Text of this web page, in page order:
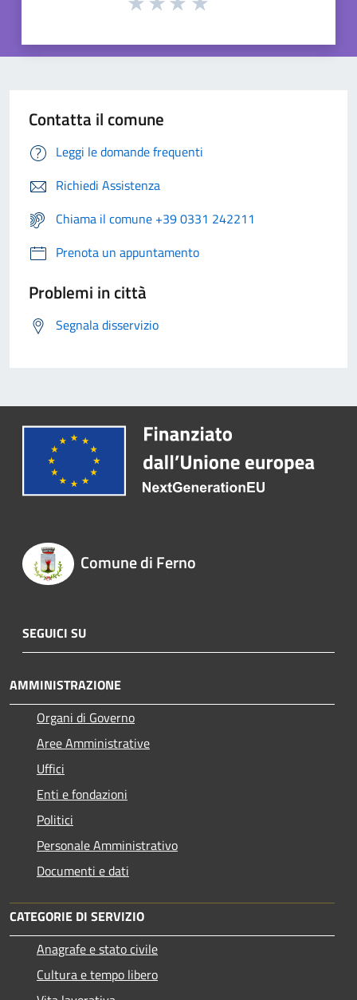
Contatta il comune
Leggi le domande frequenti
Richiedi Assistenza
Chiama il comune +39 0331 242211
Prenota un appuntamento
Problemi in città
Segnala disservizio
Comune di Ferno
SEGUICI SU
AMMINISTRAZIONE
Organi di Governo
Aree Amministrative
Uffici
Enti e fondazioni
Politici
Personale Amministrativo
Documenti e dati
CATEGORIE DI SERVIZIO
Anagrafe e stato civile
Cultura e tempo libero